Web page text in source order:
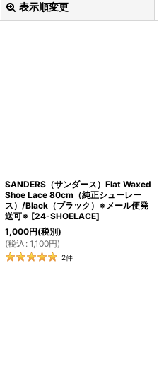
表示順変更
SANDERS（サンダース）Flat Waxed
Shoe Lace 80cm（純正シューレー
ス）/Black（ブラック）※メール便発
送可※ [24-SHOELACE]
1,000円(税別)
(税込 : 1,100円)
2件